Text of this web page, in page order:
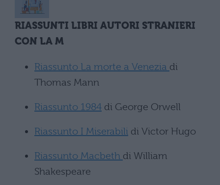
RIASSUNTI LIBRI AUTORI STRANIERI
CON LA M
Riassunto La morte a Venezia di
Thomas Mann
Riassunto 1984 di George Orwell
Riassunto I Miserabili di Victor Hugo
Riassunto Macbeth di William
Shakespeare